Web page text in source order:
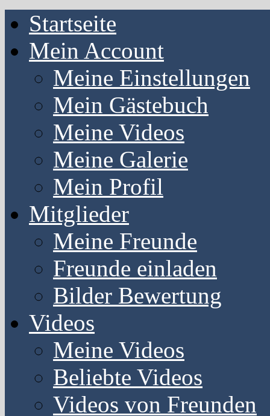
Startseite
Mein Account
Meine Einstellungen
Mein Gästebuch
Meine Videos
Meine Galerie
Mein Profil
Mitglieder
Meine Freunde
Freunde einladen
Bilder Bewertung
Videos
Meine Videos
Beliebte Videos
Videos von Freunden